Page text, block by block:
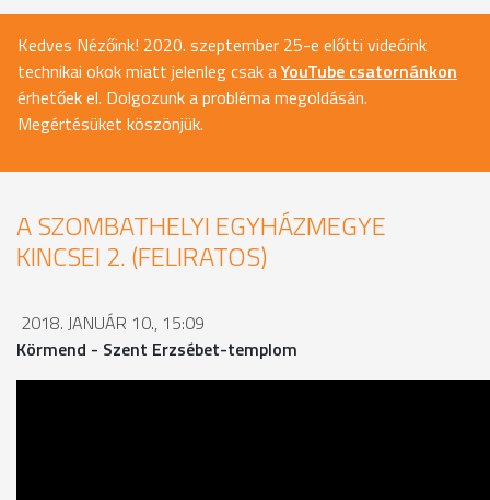
Kedves Nézőink! 2020. szeptember 25-e előtti videóink
technikai okok miatt jelenleg csak aYouTube csatornánkon
érhetőek el. Dolgozunk a probléma megoldásán.
Megértésüket köszönjük.
A SZOMBATHELYI EGYHÁZMEGYE
KINCSEI 2. (FELIRATOS)
2018. JANUÁR 10., 15:09
Körmend - Szent Erzsébet-templom